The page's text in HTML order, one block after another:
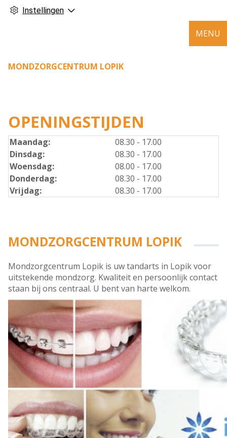
Instellingen
MONDZORGCENTRUM LOPIK
MENU
OPENINGSTIJDEN
Maandag:
08.30 - 17.00
Dinsdag:
08.30 - 17.00
Woensdag:
08.00 - 17.00
Donderdag:
08.30 - 17.00
Vrijdag:
08.30 - 17.00
MONDZORGCENTRUM LOPIK
Mondzorgcentrum Lopik is uw tandarts in Lopik voor
uitstekende mondzorg. Kwaliteit en persoonlijk contact
staan bij ons centraal. U bent van harte welkom.